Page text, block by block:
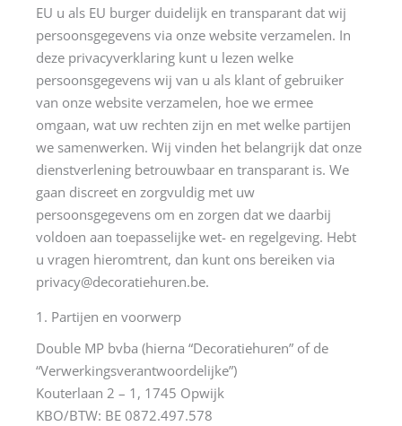
EU u als EU burger duidelijk en transparant dat wij
persoonsgegevens via onze website verzamelen. In
deze privacyverklaring kunt u lezen welke
persoonsgegevens wij van u als klant of gebruiker
van onze website verzamelen, hoe we ermee
omgaan, wat uw rechten zijn en met welke partijen
we samenwerken. Wij vinden het belangrijk dat onze
dienstverlening betrouwbaar en transparant is. We
gaan discreet en zorgvuldig met uw
persoonsgegevens om en zorgen dat we daarbij
voldoen aan toepasselijke wet- en regelgeving. Hebt
u vragen hieromtrent, dan kunt ons bereiken via
privacy@decoratiehuren.be.
1. Partijen en voorwerp
Double MP bvba (hierna “Decoratiehuren” of de
“Verwerkingsverantwoordelijke”)
Kouterlaan 2 – 1, 1745 Opwijk
KBO/BTW: BE 0872.497.578